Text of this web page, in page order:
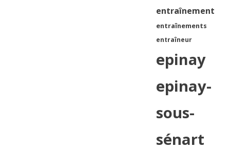
entraînement
entraînements
entraîneur
epinay
epinay-
sous-
sénart